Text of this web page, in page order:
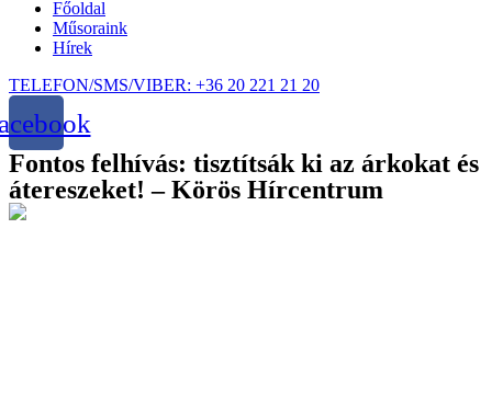
Főoldal
Műsoraink
Hírek
TELEFON/SMS/VIBER: +36 20 221 21 20
Fontos felhívás: tisztítsák ki az árkokat és
átereszeket! – Körös Hírcentrum